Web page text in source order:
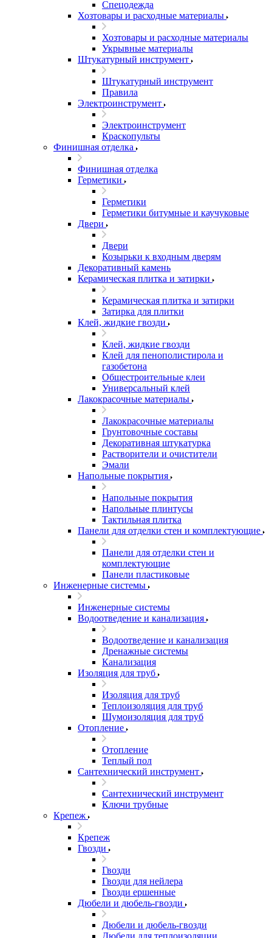
Спецодежда
Хозтовары и расходные материалы
Хозтовары и расходные материалы
Укрывные материалы
Штукатурный инструмент
Штукатурный инструмент
Правила
Электроинструмент
Электроинструмент
Краскопульты
Финишная отделка
Финишная отделка
Герметики
Герметики
Герметики битумные и каучуковые
Двери
Двери
Козырьки к входным дверям
Декоративный камень
Керамическая плитка и затирки
Керамическая плитка и затирки
Затирка для плитки
Клей, жидкие гвозди
Клей, жидкие гвозди
Клей для пенополистирола и
газобетона
Общестроительные клеи
Универсальный клей
Лакокрасочные материалы
Лакокрасочные материалы
Грунтовочные составы
Декоративная штукатурка
Растворители и очистители
Эмали
Напольные покрытия
Напольные покрытия
Напольные плинтусы
Тактильная плитка
Панели для отделки стен и комплектующие
Панели для отделки стен и
комплектующие
Панели пластиковые
Инженерные системы
Инженерные системы
Водоотведение и канализация
Водоотведение и канализация
Дренажные системы
Канализация
Изоляция для труб
Изоляция для труб
Теплоизоляция для труб
Шумоизоляция для труб
Отопление
Отопление
Теплый пол
Сантехнический инструмент
Сантехнический инструмент
Ключи трубные
Крепеж
Крепеж
Гвозди
Гвозди
Гвозди для нейлера
Гвозди ершенные
Дюбели и дюбель-гвозди
Дюбели и дюбель-гвозди
Дюбели для теплоизоляции